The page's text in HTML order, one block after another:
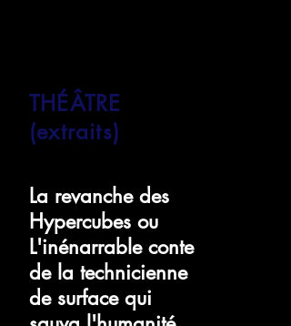
THÉÂTRE
(extraits)
La revanche des
Hypercubes ou
L'inénarrable conte
de la technicienne
de surface qui